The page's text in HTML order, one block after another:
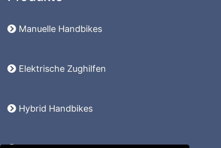
Manuelle Handbikes
Elektrische Zughilfen
Hybrid Handbikes